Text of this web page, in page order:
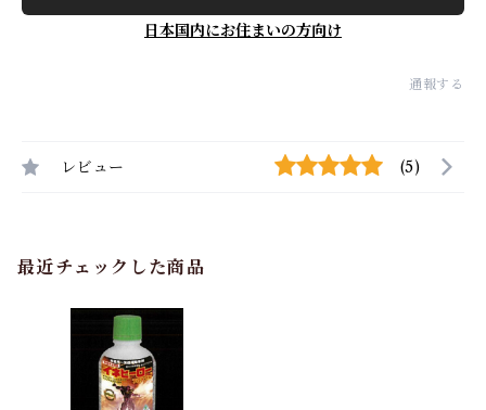
日本国内にお住まいの方向け
通報する
レビュー (5)
最近チェックした商品